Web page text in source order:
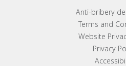
Footer menu links
Anti-bribery
Terms and
Website
Privacy